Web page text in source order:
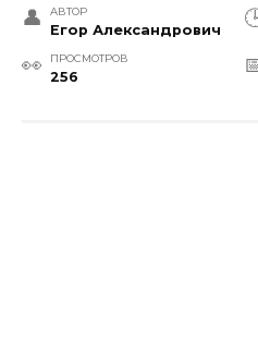
АВТОР
Егор Александрович
ПРОСМОТРОВ
256